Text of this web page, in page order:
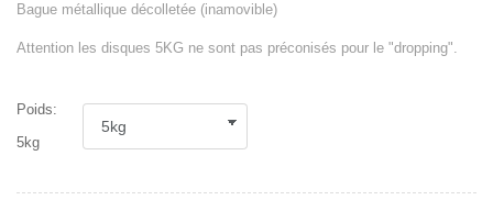
Bague métallique décolletée (inamovible)
Attention les disques 5KG ne sont pas préconisés pour le "dropping".
Poids:
5kg